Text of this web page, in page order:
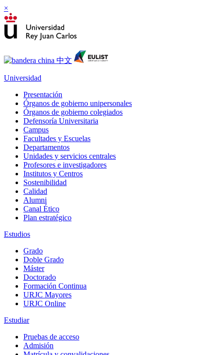
×
Universidad
Presentación
Órganos de gobierno unipersonales
Órganos de gobierno colegiados
Defensoría Universitaria
Campus
Facultades y Escuelas
Departamentos
Unidades y servicios centrales
Profesores e investigadores
Institutos y Centros
Sostenibilidad
Calidad
Alumni
Canal Ético
Plan estratégico
Estudios
Grado
Doble Grado
Máster
Doctorado
Formación Continua
URJC Mayores
URJC Online
Estudiar
Pruebas de acceso
Admisión